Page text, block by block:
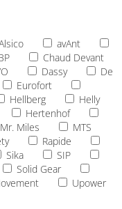
avAnt
Chaud Devant
Dassy
De
Eurofort
Hellberg
Helly
Hertenhof
Mr. Miles
MTS
Rapide
Sika
SIP
Solid Gear
Upower